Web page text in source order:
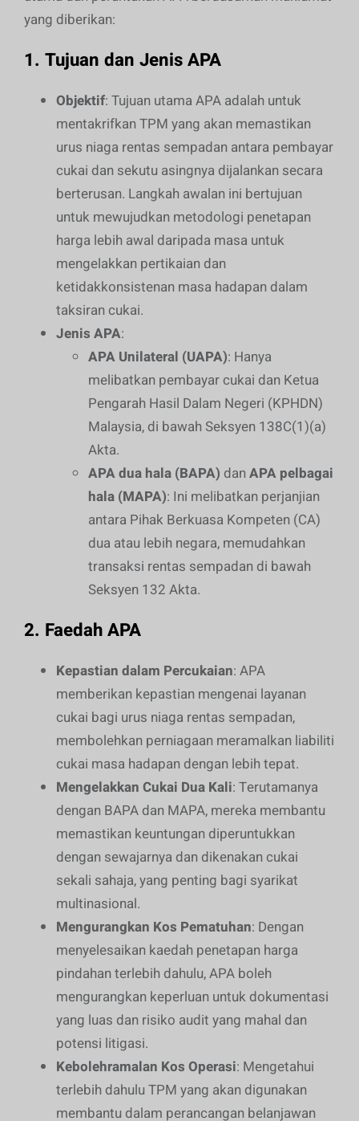
yang diberikan:
1. Tujuan dan Jenis APA
Objektif: Tujuan utama APA adalah untuk
mentakrifkan TPM yang akan memastikan
urus niaga rentas sempadan antara pembayar
cukai dan sekutu asingnya dijalankan secara
berterusan. Langkah awalan ini bertujuan
untuk mewujudkan metodologi penetapan
harga lebih awal daripada masa untuk
mengelakkan pertikaian dan
ketidakkonsistenan masa hadapan dalam
taksiran cukai.
Jenis APA:
APA Unilateral (UAPA): Hanya
melibatkan pembayar cukai dan Ketua
Pengarah Hasil Dalam Negeri (KPHDN)
Malaysia, di bawah Seksyen 138C(1)(a)
Akta.
APA dua hala (BAPA) danAPA pelbagai
hala (MAPA): Ini melibatkan perjanjian
antara Pihak Berkuasa Kompeten (CA)
dua atau lebih negara, memudahkan
transaksi rentas sempadan di bawah
Seksyen 132 Akta.
2. Faedah APA
Kepastian dalam Percukaian: APA
memberikan kepastian mengenai layanan
cukai bagi urus niaga rentas sempadan,
membolehkan perniagaan meramalkan liabiliti
cukai masa hadapan dengan lebih tepat.
Mengelakkan Cukai Dua Kali: Terutamanya
dengan BAPA dan MAPA, mereka membantu
memastikan keuntungan diperuntukkan
dengan sewajarnya dan dikenakan cukai
sekali sahaja, yang penting bagi syarikat
multinasional.
Mengurangkan Kos Pematuhan: Dengan
menyelesaikan kaedah penetapan harga
pindahan terlebih dahulu, APA boleh
mengurangkan keperluan untuk dokumentasi
yang luas dan risiko audit yang mahal dan
potensi litigasi.
Kebolehramalan Kos Operasi: Mengetahui
terlebih dahulu TPM yang akan digunakan
membantu dalam perancangan belanjawan